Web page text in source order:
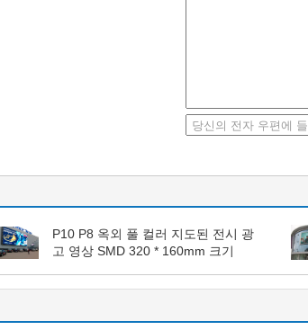
P10 P8 옥외 풀 컬러 지도된 전시 광
고 영상 SMD 320 * 160mm 크기